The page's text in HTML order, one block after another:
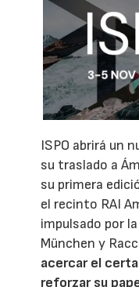
ISPO abrirá un
su traslado a
su primera
el recinto RAI
impulsado por
München y
acercar el
reforzar su